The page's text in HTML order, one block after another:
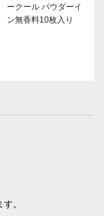
ークール パウダーイ
ン無香料10枚入り
。